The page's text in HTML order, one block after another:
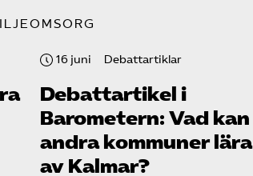
16 juni Debattartiklar
Debattartikel i
Barometern: Vad kan
andra kommuner lära
av Kalmar?